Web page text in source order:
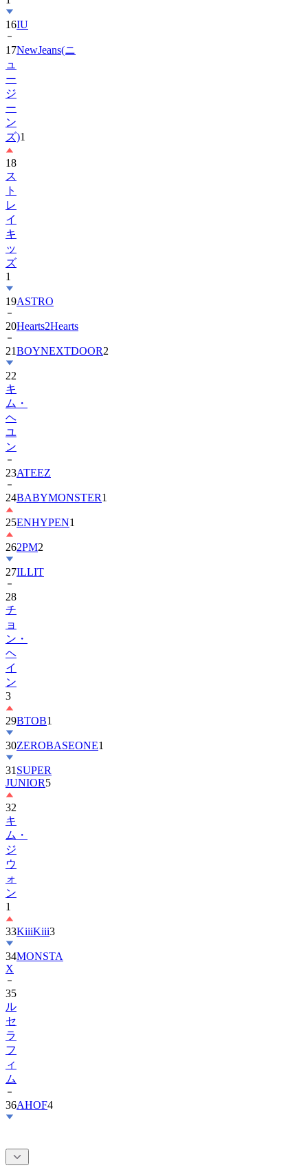
16IU
17NewJeans(ニ
ュ
ー
ジ
ー
ン
ズ)1
18
ス
ト
レ
イ
キ
ッ
ズ
1
19ASTRO
20Hearts2Hearts
21BOYNEXTDOOR2
22
キ
ム・
ヘ
ユ
ン
23ATEEZ
24BABYMONSTER1
25ENHYPEN1
262PM2
27ILLIT
28
チ
ョ
ン・
ヘ
イ
ン
3
29BTOB1
30ZEROBASEONE1
31 SUPER
JUNIOR5
32
キ
ム・
ジ
ウ
ォ
ン
1
33KiiiKiii3
34MONSTA
X
35
ル
セ
ラ
フ
ィ
ム
36AHOF4